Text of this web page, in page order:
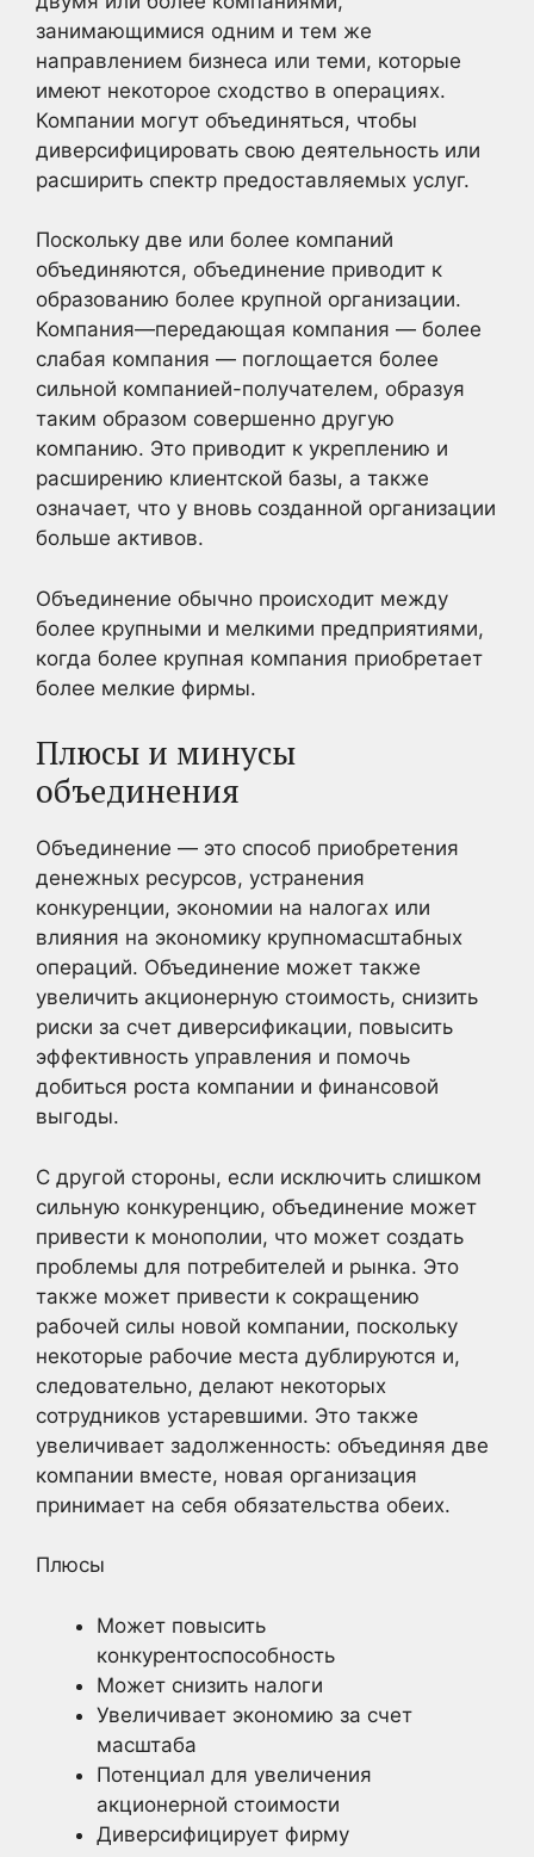
занимающимися одним и тем же
направлением бизнеса или теми, которые
имеют некоторое сходство в операциях.
Компании могут объединяться, чтобы
диверсифицировать свою деятельность или
расширить спектр предоставляемых услуг.
Поскольку две или более компаний
объединяются, объединение приводит к
образованию более крупной организации.
Компания—передающая компания — более
слабая компания — поглощается более
сильной компанией-получателем, образуя
таким образом совершенно другую
компанию. Это приводит к укреплению и
расширению клиентской базы, а также
означает, что у вновь созданной организации
больше активов.
Объединение обычно происходит между
более крупными и мелкими предприятиями,
когда более крупная компания приобретает
более мелкие фирмы.
Плюсы и минусы
объединения
Объединение — это способ приобретения
денежных ресурсов, устранения
конкуренции, экономии на налогах или
влияния на экономику крупномасштабных
операций. Объединение может также
увеличить акционерную стоимость, снизить
риски за счет диверсификации, повысить
эффективность управления и помочь
добиться роста компании и финансовой
выгоды.
С другой стороны, если исключить слишком
сильную конкуренцию, объединение может
привести к монополии, что может создать
проблемы для потребителей и рынка. Это
также может привести к сокращению
рабочей силы новой компании, поскольку
некоторые рабочие места дублируются и,
следовательно, делают некоторых
сотрудников устаревшими. Это также
увеличивает задолженность: объединяя две
компании вместе, новая организация
принимает на себя обязательства обеих.
Плюсы
Может повысить
конкурентоспособность
Может снизить налоги
Увеличивает экономию за счет
масштаба
Потенциал для увеличения
акционерной стоимости
Диверсифицирует фирму